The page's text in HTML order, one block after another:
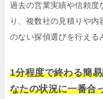
過去の営業実績や信頼度
り、複数社の見積りや
のない探偵選びを行える
1分程度で終わる簡
なたの状況に一番合